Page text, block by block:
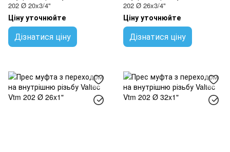
202 Ø 20x3/4"
Ціну уточнюйте
Дізнатися ціну
202 Ø 26x3/4"
Ціну уточнюйте
Дізнатися ціну